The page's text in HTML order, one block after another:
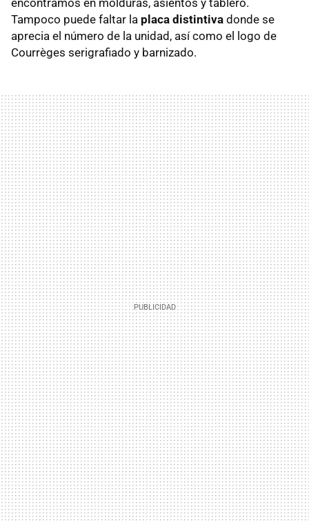
Tampoco puede faltar la placa distintiva donde se
aprecia el número de la unidad, así como el logo de
Courrèges serigrafiado y barnizado.